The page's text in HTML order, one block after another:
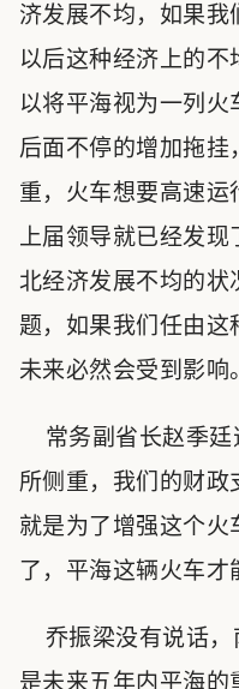
济发展不均，如果我
以后这种经济上的
以将平海视为一列
后面不停的增加拖
重，火车想要高速运
上届领导就已经发
北经济发展不均的状
题，如果我们任由
未来必然会受到影响
常务副省长赵季廷
所侧重，我们的财
就是为了增强这个火
了，平海这辆火车才
乔振梁没有说话，
是未来五年内平海